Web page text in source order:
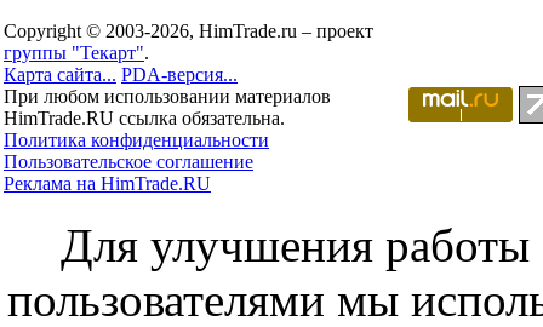
Copyright © 2003-2026, HimTrade.ru – проект
группы "Текарт".
Карта сайта... PDA-версия...
При любом использовании материалов
HimTrade.RU ссылка обязательна.
Политика конфиденциальности
Пользовательское соглашение
Реклама на HimTrade.RU
Для улучшения работы
пользователями мы